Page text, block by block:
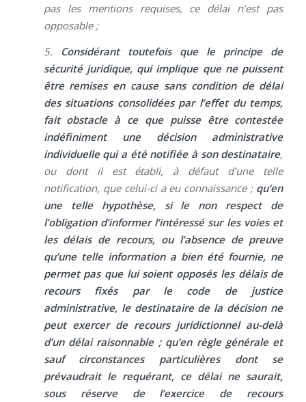
pas les mentions requises, ce délai n’est pas
opposable ;
5.
Considérant toutefois que le principe de
sécurité juridique, qui implique que ne puissent
être remises en cause sans condition de délai
des situations consolidées par l’effet du temps,
fait obstacle à ce que puisse être contestée
indéfiniment une décision administrative
individuelle qui a été notifiée à son destinataire,
ou dont il est établi, à défaut d’une telle
notification, que celui-ci a eu connaissance ; qu’en
une telle hypothèse, si le non respect de
l’obligation d’informer l’intéressé sur les voies et
les délais de recours, ou l’absence de preuve
qu’une telle information a bien été fournie, ne
permet pas que lui soient opposés les délais de
recours fixés par le code de justice
administrative, le destinataire de la décision ne
peut exercer de recours juridictionnel au-delà
d’un délai raisonnable ; qu’en règle générale et
sauf circonstances particulières dont se
prévaudrait le requérant, ce délai ne saurait,
sous réserve de l’exercice de recours